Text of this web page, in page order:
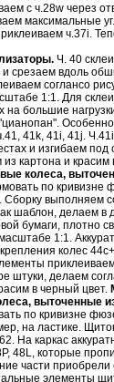
с ч.28w через
максимальные
ч.37i.
Ч. 40
срезаем вдоль
соглансо
1:1. Для
на большие
Особенно
41k, 41i, 41j.
и изгибаем под
картона и красим
колеса,
по кривизне
Сборку выполняем
шаблон, делаем в
бумаги, плотно
1:1.
колес
штуки, делаем
в черный цвет.
выточенные
по кривизне
на ластике.
На каркас
48L, которые
части
элементы